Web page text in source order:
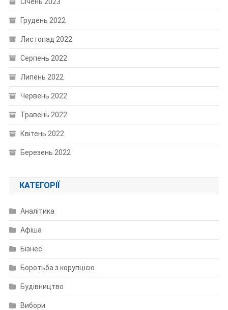
Грудень 2022
Листопад 2022
Серпень 2022
Липень 2022
Червень 2022
Травень 2022
Квітень 2022
Березень 2022
КАТЕГОРІЇ
Аналітика
Афіша
Бізнес
Боротьба з корупцією
Будівництво
Вибори